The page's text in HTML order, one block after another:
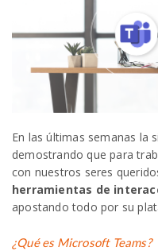
En las últimas semanas la
demostrando que para
con nuestros seres
herramientas de
apostando todo por su
¿Qué es Microsoft Teams?